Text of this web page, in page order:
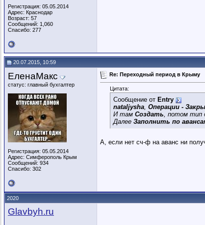
Регистрация: 05.05.2014
Адрес: Краснодар
Возраст: 57
Сообщений: 1,060
Спасибо: 277
20.07.2015, 10:59
ЕленаМакс
статус: главный бухгалтер
Регистрация: 05.05.2014
Адрес: Симферополь Крым
Сообщений: 934
Спасибо: 302
Re: Переходный период в Крыму
Цитата:
Сообщение от Entry
nataljysha, Операции -
И там Создать, потом тип
Далее Заполнить по
А, если нет сч-ф на аванс ни
2020
Glavbyh.ru